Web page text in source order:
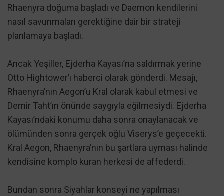
Rhaenyra doğuma başladı ve Daemon kendilerini
nasıl savunmaları gerektiğine dair bir strateji
planlamaya başladı.
Ancak Yeşiller, Ejderha Kayası’na saldırmak yerine
Otto Hightower’ı haberci olarak gönderdi. Mesajı,
Rhaenyra’nın Aegon’u Kral olarak kabul etmesi ve
Demir Taht’ın önünde saygıyla eğilmesiydi. Ejderha
Kayası’ndaki konumu daha sonra onaylanacak ve
ölümünden sonra gerçek oğlu Viserys’e geçecekti.
Kral Aegon, Rhaenyra’nın bu şartlara uyması halinde
kendisine komplo kuran herkesi de affederdi.
Bundan sonra Siyahlar konseyi ne yapılması